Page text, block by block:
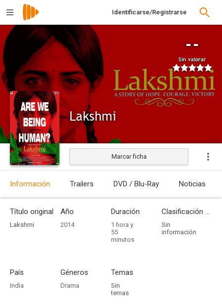
Identificarse/Registrarse
--
Sin valorar
Lakshmi
Estrenada
Marcar ficha
Información Trailers DVD / Blu-Ray Noticias
Título original
Lakshmi
Año
2014
Duración
1 hora y
55
minutos
Clasificación por edades
Sin
información
País
India
Géneros
Drama
Temas
Sin
temas